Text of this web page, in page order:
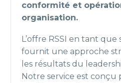
conformité et
organisation.
L’offre RSSI en tant que
fournit une approche
les résultats du
Notre service est conçu